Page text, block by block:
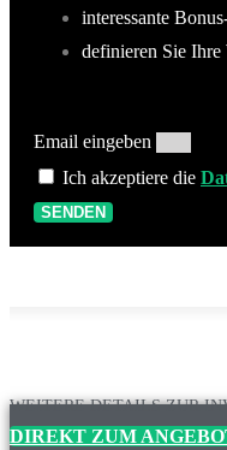
interessante
definieren Sie Ihre
Email eingeben
Ich akzeptiere die
SENDEN
WEITERE DETAILS ZUR
DIREKT ZUM